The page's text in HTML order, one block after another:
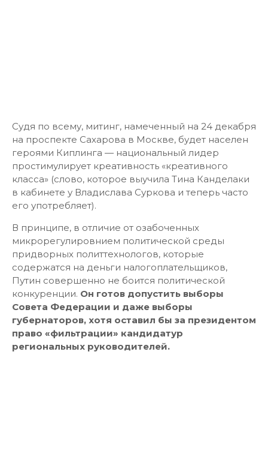
Судя по всему, митинг, намеченный на 24 декабря
на проспекте Сахарова в Москве, будет населен
героями Киплинга — национальный лидер
простимулирует креативность «креативного
класса» (слово, которое выучила Тина Канделаки
в кабинете у Владислава Суркова и теперь часто
его употребляет).
В принципе, в отличие от озабоченных
микрорегулировнием политической среды
придворных политтехнологов, которые
содержатся на деньги налогоплательщиков,
Путин совершенно не боится политической
конкуренции. Он готов допустить выборы
Совета Федерации и даже выборы
губернаторов, хотя оставил бы за президентом
право «фильтрации» кандидатур
региональных руководителей.